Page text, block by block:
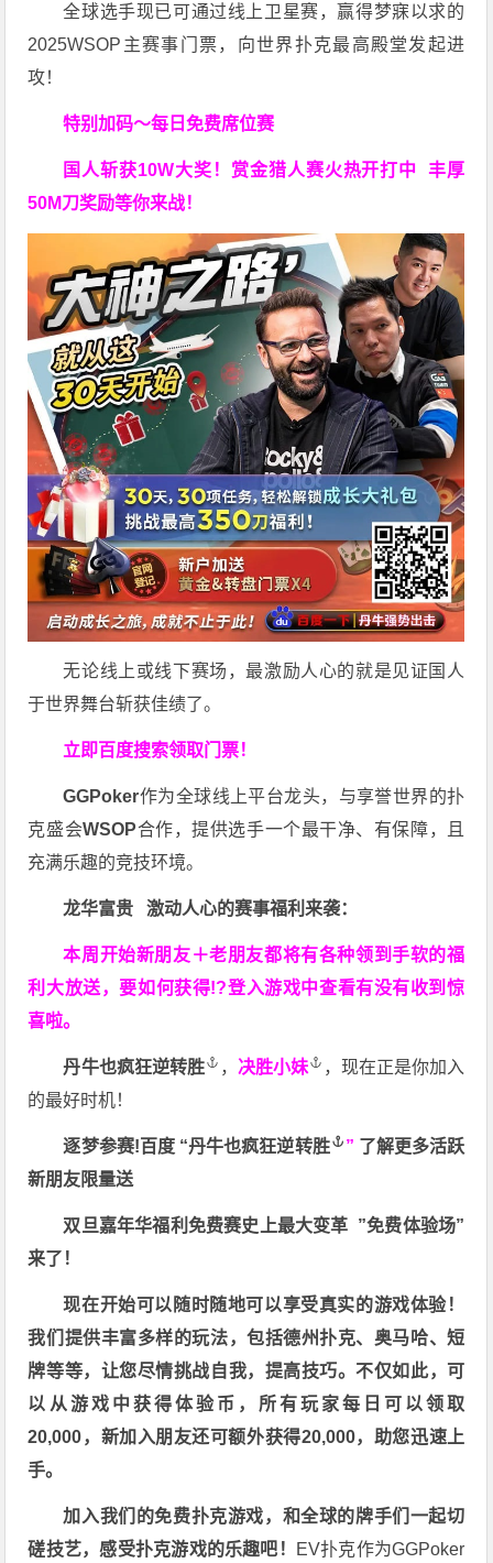
全球选手现已可通过线上卫星赛，赢得梦寐以求的
2025WSOP主赛事门票，向世界扑克最高殿堂发起进
攻！
特别加码～每日免费席位赛
国人斩获10W大奖！ 赏金猎人赛火热开打中 丰厚
50M刀奖励等你来战！
无论线上或线下赛场，最激励人心的就是见证国人
于世界舞台斩获佳绩了。
立即百度搜索领取门票！
GGPoker作为全球线上平台龙头，与享誉世界的扑
克盛会WSOP合作，提供选手一个最干净、有保障，且
充满乐趣的竞技环境。
龙华富贵 激动人心的赛事福利来袭：
本周开始新朋友＋老朋友都将有各种领到手软的福
利大放送，要如何获得!?登入游戏中查看有没有收到惊
喜啦。
丹牛也疯狂逆转胜 ， 决胜小妹
，现在正是你加入
的最好时机！
逐梦参赛!百度 “丹牛也疯狂逆转胜 ” 了解更多活跃
新朋友限量送
双旦嘉年华福利 免费赛史上最大变革 ”免费体验场”
来了！
现在开始可以随时随地可以享受真实的游戏体验！
我们提供丰富多样的玩法，包括德州扑克、奥马哈、短
牌等等，让您尽情挑战自我，提高技巧。不仅如此， 可
以从游戏中获得体验币，所有玩家每日可以领取
20,000，新加入朋友还可额外获得20,000，助您迅速上
手。
加入我们的免费扑克游戏，和全球的牌手们一起切
磋技艺，感受扑克游戏的乐趣吧！
EV扑克作为GGPoker